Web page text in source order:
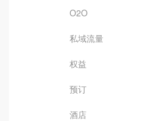
O2O
私域流量
权益
预订
酒店